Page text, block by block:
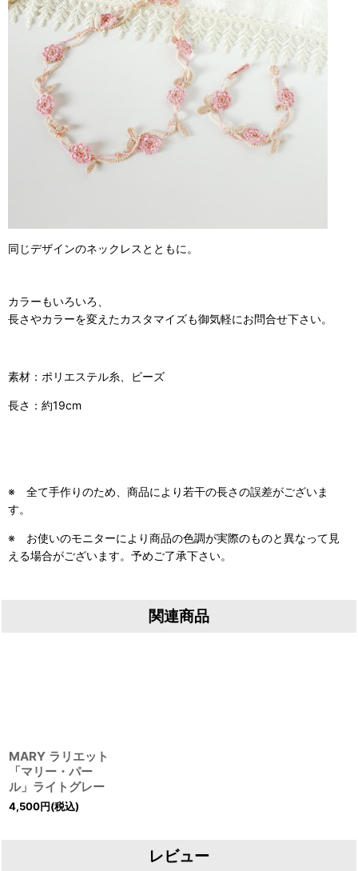
同じデザインのネックレスとともに。
カラーもいろいろ、
長さやカラーを変えたカスタマイズも御気軽にお問合せ下さい。
素材：ポリエステル糸、ビーズ
長さ：約19cm
※ 全て手作りのため、商品により若干の長さの誤差がございま
す。
※ お使いのモニターにより商品の色調が実際のものと異なって見
える場合がございます。予めご了承下さい。
関連商品
MARY ラリエット
「マリー・パー
ル」ライトグレー
4,500円(税込)
レビュー